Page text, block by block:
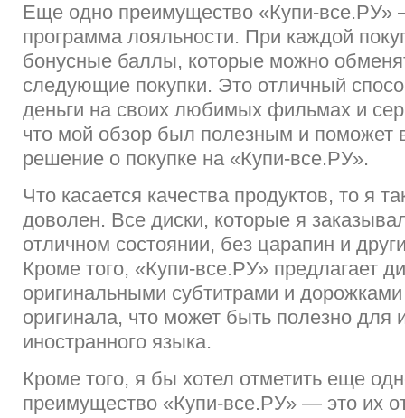
Еще одно преимущество «Купи-все.РУ»
программа лояльности. При каждой
бонусные баллы, которые можно
следующие покупки. Это отличный
деньги на своих любимых фильмах и
что мой обзор был полезным и поможет
решение о покупке на «Купи-все.РУ».
Что касается качества продуктов, то я
доволен. Все диски, которые я
отличном состоянии, без царапин и
Кроме того, «Купи-все.РУ» предлагает
оригинальными субтитрами и
оригинала, что может быть полезно для
иностранного языка.
Кроме того, я бы хотел отметить еще
преимущество «Купи-все.РУ» — это их